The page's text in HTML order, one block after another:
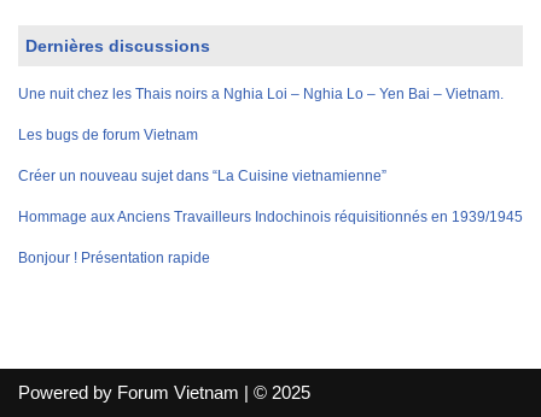
Dernières discussions
Une nuit chez les Thais noirs a Nghia Loi – Nghia Lo – Yen Bai – Vietnam.
Les bugs de forum Vietnam
Créer un nouveau sujet dans “La Cuisine vietnamienne”
Hommage aux Anciens Travailleurs Indochinois réquisitionnés en 1939/1945
Bonjour ! Présentation rapide
Powered by Forum Vietnam | © 2025